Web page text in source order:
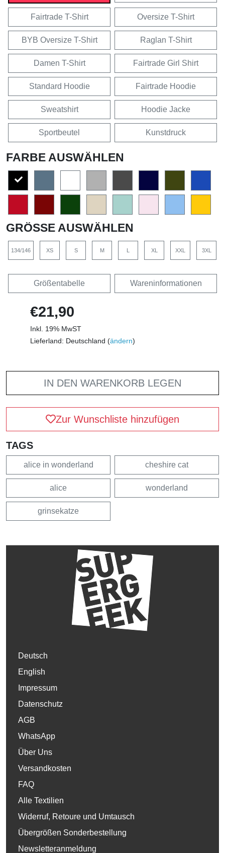
Fairtrade T-Shirt Oversize T-Shirt
BYB Oversize T-Shirt Raglan T-Shirt
Damen T-Shirt Fairtrade Girl Shirt
Standard Hoodie Fairtrade Hoodie
Sweatshirt Hoodie Jacke
Sportbeutel Kunstdruck
FARBE AUSWÄHLEN
GRÖSSE AUSWÄHLEN
134/146 XS S M L XL XXL 3XL
Größentabelle Wareninformationen
€21,90
Inkl. 19% MwST
Lieferland: Deutschland (ändern)
IN DEN WARENKORB LEGEN
Zur Wunschliste hinzufügen
TAGS
alice in wonderland cheshire cat
alice wonderland
grinsekatze
Deutsch
English
Impressum
Datenschutz
AGB
WhatsApp
Über Uns
Versandkosten
FAQ
Alle Textilien
Widerruf, Retoure und Umtausch
Übergrößen Sonderbestellung
Newsletteranmeldung